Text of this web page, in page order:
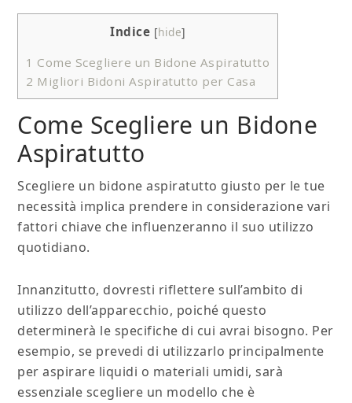
Indice [hide]
1 Come Scegliere un Bidone Aspiratutto
2 Migliori Bidoni Aspiratutto per Casa
Come Scegliere un Bidone
Aspiratutto
Scegliere un bidone aspiratutto giusto per le tue
necessità implica prendere in considerazione vari
fattori chiave che influenzeranno il suo utilizzo
quotidiano.
Innanzitutto, dovresti riflettere sull’ambito di
utilizzo dell’apparecchio, poiché questo
determinerà le specifiche di cui avrai bisogno. Per
esempio, se prevedi di utilizzarlo principalmente
per aspirare liquidi o materiali umidi, sarà
essenziale scegliere un modello che è